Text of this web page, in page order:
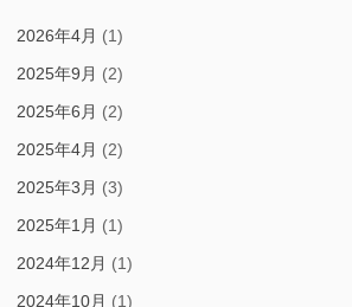
2026年4月 (1)
2025年9月 (2)
2025年6月 (2)
2025年4月 (2)
2025年3月 (3)
2025年1月 (1)
2024年12月 (1)
2024年10月 (1)